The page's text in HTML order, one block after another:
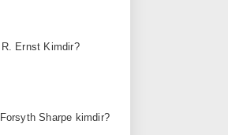
Ernst Kimdir?
Sharpe kimdir?